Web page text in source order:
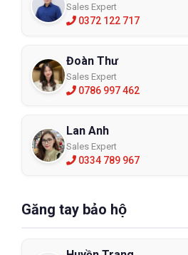
Sales Expert
0372 122 717
Đoàn Thư
Sales Expert
0786 997 462
Lan Anh
Sales Expert
0334 789 967
Găng tay bảo hộ